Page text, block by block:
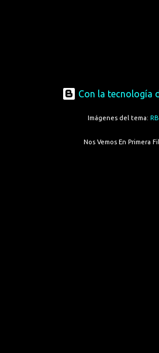
Con la tecnología
Imágenes del tema:
Nos Vemos En Primera